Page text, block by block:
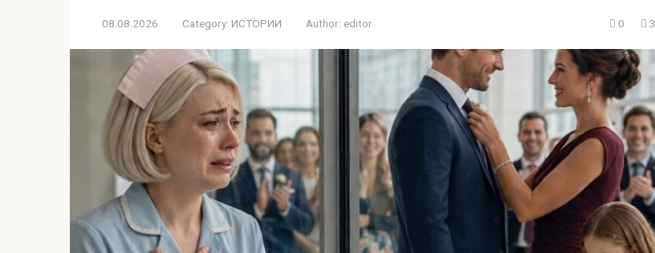
08.08.2026 Category: ИСТОРИИ Author: editor 0 3